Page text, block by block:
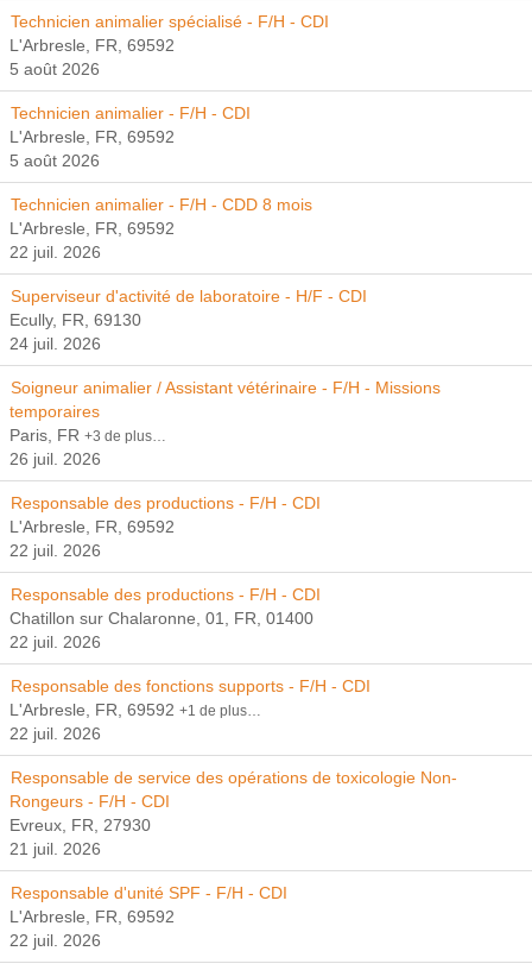
Technicien animalier spécialisé - F/H - CDI
L'Arbresle, FR, 69592
5 août 2026
Technicien animalier - F/H - CDI
L'Arbresle, FR, 69592
5 août 2026
Technicien animalier - F/H - CDD 8 mois
L'Arbresle, FR, 69592
22 juil. 2026
Superviseur d'activité de laboratoire - H/F - CDI
Ecully, FR, 69130
24 juil. 2026
Soigneur animalier / Assistant vétérinaire - F/H - Missions
temporaires
Paris, FR +3 de plus…
26 juil. 2026
Responsable des productions - F/H - CDI
L'Arbresle, FR, 69592
22 juil. 2026
Responsable des productions - F/H - CDI
Chatillon sur Chalaronne, 01, FR, 01400
22 juil. 2026
Responsable des fonctions supports - F/H - CDI
L'Arbresle, FR, 69592 +1 de plus…
22 juil. 2026
Responsable de service des opérations de toxicologie Non-
Rongeurs - F/H - CDI
Evreux, FR, 27930
21 juil. 2026
Responsable d'unité SPF - F/H - CDI
L'Arbresle, FR, 69592
22 juil. 2026